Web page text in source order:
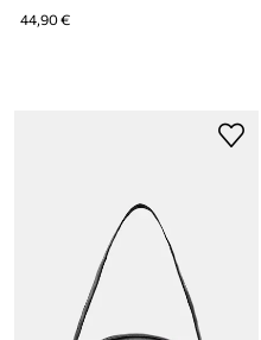
44,90 €